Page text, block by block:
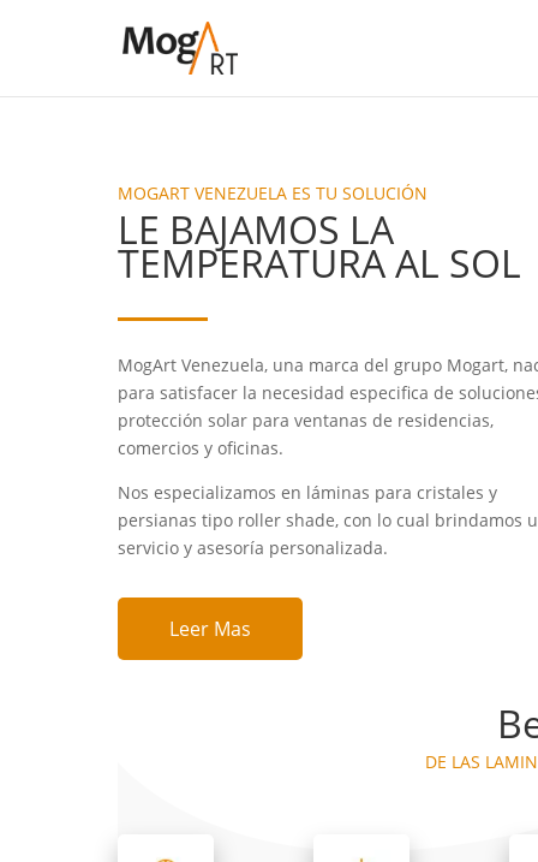
MOGART VENEZUELA ES TU SOLUCIÓN
LE BAJAMOS LA
TEMPERATURA AL SOL
MogArt Venezuela, una marca del grupo Mogart,
para satisfacer la necesidad especifica de
protección solar para ventanas de residencias,
comercios y oficinas.
Nos especializamos en láminas para cristales y
persianas tipo roller shade, con lo cual brindamos
servicio y asesoría personalizada.
Leer Mas
DE LAS